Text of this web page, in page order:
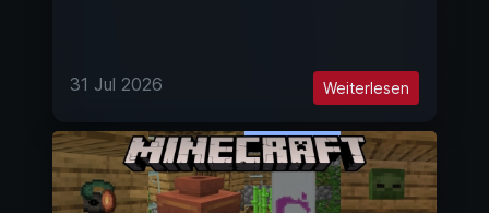
31 Jul 2026 Weiterlesen